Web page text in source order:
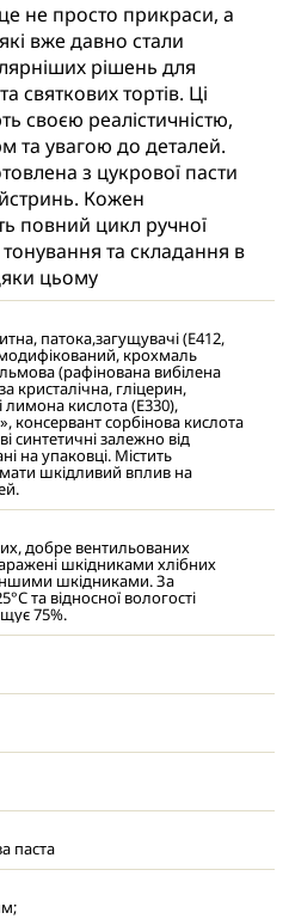
не просто прикраси, а
вже давно стали
рішень для
святкових тортів. Ці
своєю реалістичністю,
та увагою до деталей.
з цукрової пасти
Кожен
повний цикл ручної
та складання в
цьому
цукрову прикрасу
на поверхні
вкритого кремом,
глазур'ю.
надійне
У разі нанесення на
(мастика,
паста) рекомендується
клей,
харчовий
надійно зафіксувати
Прикрасу варто
етапі
уникати
не торкатися її
зберегти
та структури.
патока,загущувачі (Е412,
крохмаль
(рафінована вибілена
кристалічна, гліцерин,
лимона кислота (Е330),
консервант сорбінова кислота
синтетичні залежно від
на упаковці. Містить
шкідливий вплив на
добре вентильованих
шкідниками хлібних
шкідниками. За
та відносної вологості
75%.
паста